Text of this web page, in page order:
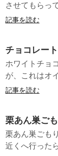
させてもら
記事を読む
チョコレー
ホワイトチョ
が、これはオ
記事を読む
栗あん巣ご
栗あん巣ごも
近く